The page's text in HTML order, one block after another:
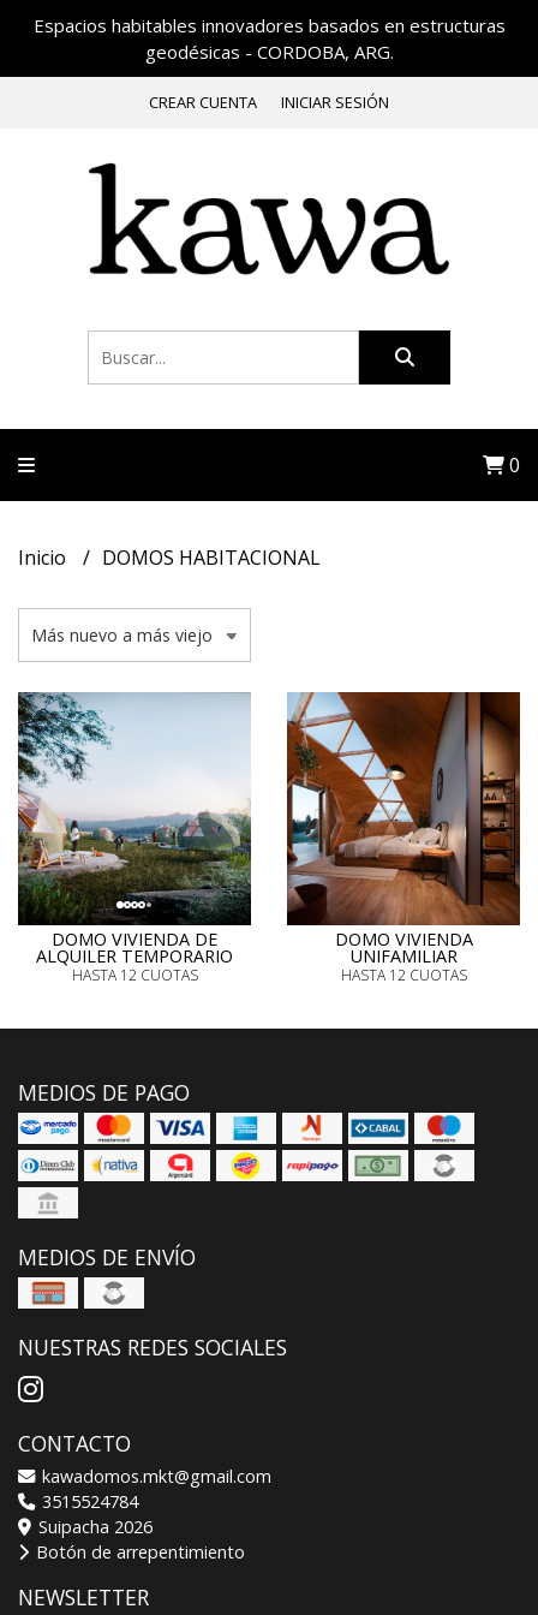
Espacios habitables innovadores basados en estructuras
geodésicas - CORDOBA, ARG.
CREAR CUENTA INICIAR SESIÓN
0
Inicio DOMOS HABITACIONAL
DOMO VIVIENDA DE
ALQUILER TEMPORARIO
HASTA 12 CUOTAS
DOMO VIVIENDA
UNIFAMILIAR
HASTA 12 CUOTAS
MEDIOS DE PAGO
MEDIOS DE ENVÍO
NUESTRAS REDES SOCIALES
CONTACTO
kawadomos.mkt@gmail.com
3515524784
Suipacha 2026
Botón de arrepentimiento
NEWSLETTER